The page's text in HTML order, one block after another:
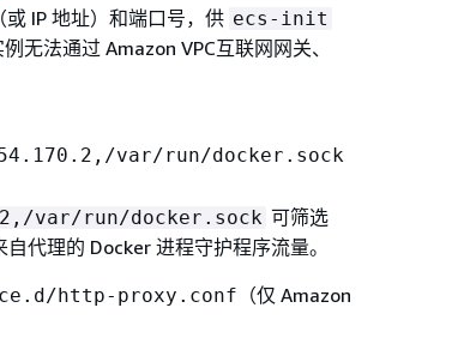
IP 地址）和端口号，供 ecs-init
无法通过 Amazon VPC互联网网关、
var/run/docker.sock
var/run/docker.sock 可筛选
代理的 Docker 进程守护程序流量。
http-proxy.conf （仅 Amazon